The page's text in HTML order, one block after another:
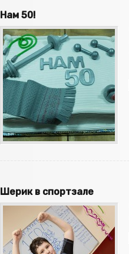
Нам 50!
Шерик в спортзале